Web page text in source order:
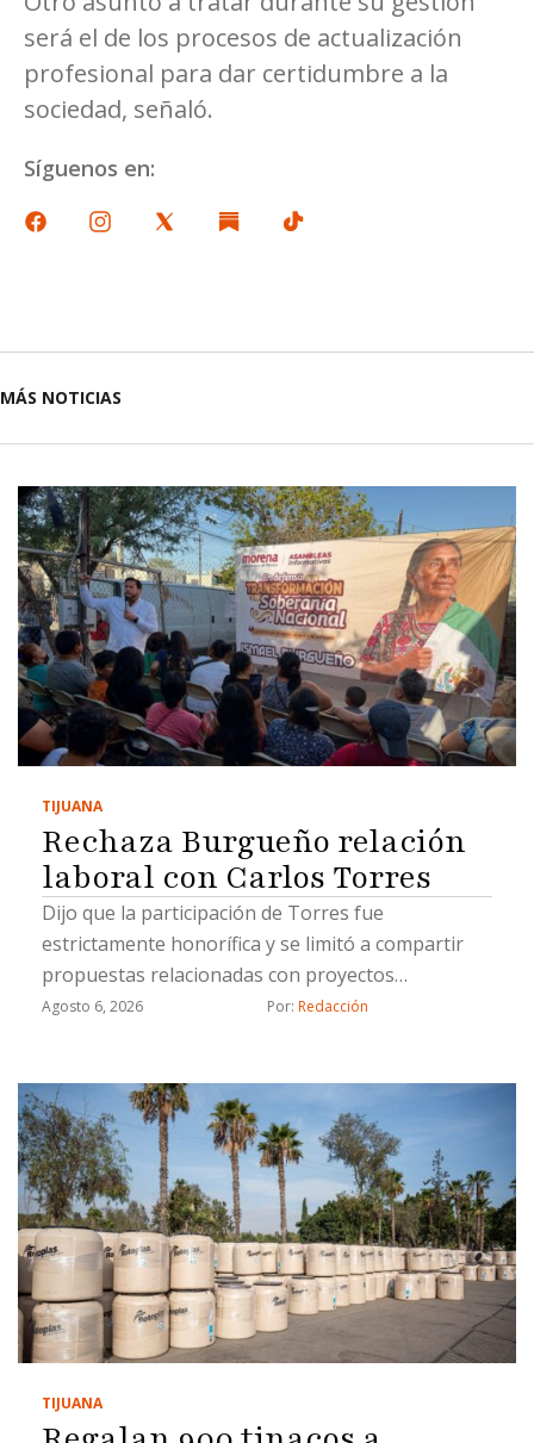
será el de los procesos de actualización
profesional para dar certidumbre a la
sociedad, señaló.
Síguenos en:
MÁS NOTICIAS
TIJUANA
Rechaza Burgueño relación
laboral con Carlos Torres
Dijo que la participación de Torres fue
estrictamente honorífica y se limitó a compartir
propuestas relacionadas con proyectos
estratégicos
Agosto 6, 2026 Por: Redacción
TIJUANA